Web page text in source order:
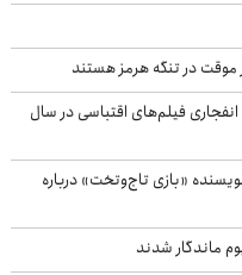
موقت در تنگه هرمز هستند
فیلم‌های اقتباسی در سال
«بازی تاج‌وتخت» درباره
ماندگار شدند